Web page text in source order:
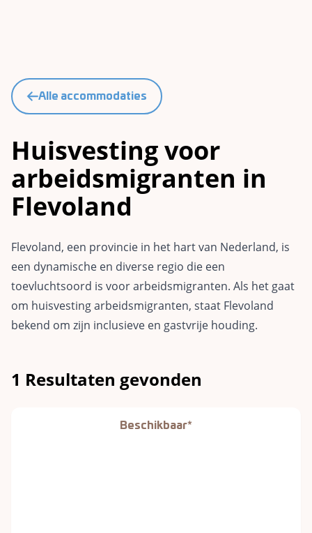
Alle accommodaties
Huisvesting voor
arbeidsmigranten in
Flevoland
Flevoland, een provincie in het hart van Nederland, is
een dynamische en diverse regio die een
toevluchtsoord is voor arbeidsmigranten. Als het gaat
om huisvesting arbeidsmigranten, staat Flevoland
bekend om zijn inclusieve en gastvrije houding.
1 Resultaten gevonden
Beschikbaar*